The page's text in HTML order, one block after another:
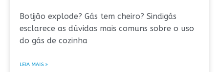
Botijão explode? Gás tem cheiro? Sindigás
esclarece as dúvidas mais comuns sobre o uso
do gás de cozinha
LEIA MAIS »